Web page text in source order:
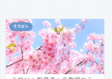
そろばん